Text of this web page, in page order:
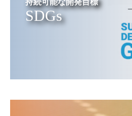
SDGs